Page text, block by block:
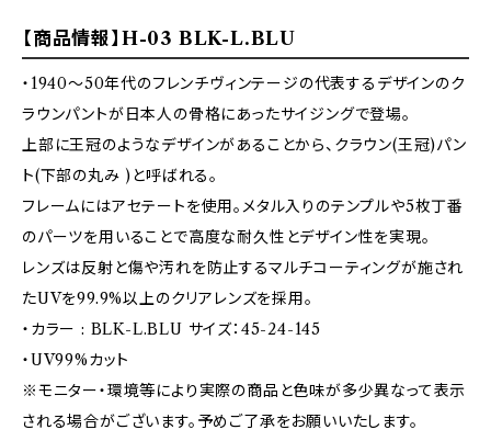
【商品情報】H-03 BLK-L.BLU
・1940〜50年代のフレンチヴィンテージの代表するデザインのク
ラウンパントが日本人の骨格にあったサイジングで登場。
上部に王冠のようなデザインがあることから、クラウン(王冠)パン
ト(下部の丸み )と呼ばれる。
フレームにはアセテートを使用。メタル入りのテンプルや5枚丁番
のパーツを用いることで高度な耐久性とデザイン性を実現。
レンズは反射と傷や汚れを防止するマルチコーティングが施され
たUVを99.9%以上のクリアレンズを採用。
・カラー : BLK-L.BLU サイズ：45-24-145
・UV99%カット
※モニター・環境等により実際の商品と色味が多少異なって表示
される場合がございます。予めご了承をお願いいたします。